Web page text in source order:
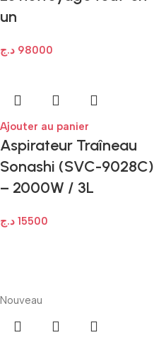
un
98000 د.ج
Ajouter au panier
Aspirateur Traîneau
Sonashi (SVC-9028C)
– 2000W / 3L
15500 د.ج
Nouveau